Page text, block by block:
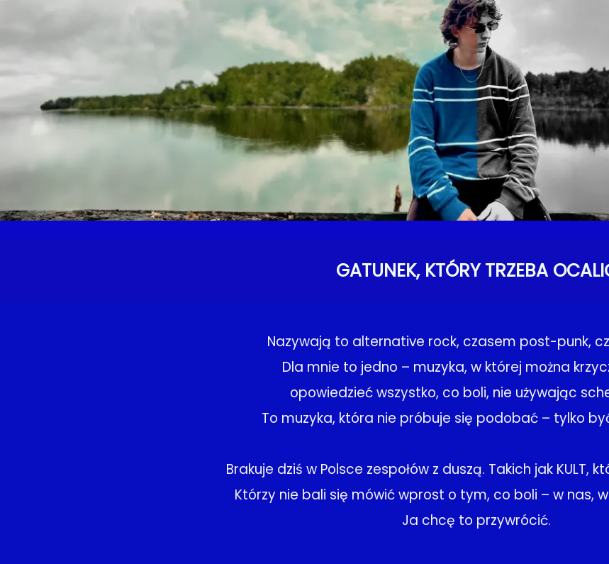
GATUNEK, KTÓRY TRZEBA
Nazywają to alternative rock, czasem post-punk,
Dla mnie to jedno – muzyka, w której można
opowiedzieć wszystko, co boli, nie używając
To muzyka, która nie próbuje się podobać – tylko
Brakuje dziś w Polsce zespołów z duszą. Takich jak KULT,
Którzy nie bali się mówić wprost o tym, co boli – w nas,
Ja chcę to przywrócić.